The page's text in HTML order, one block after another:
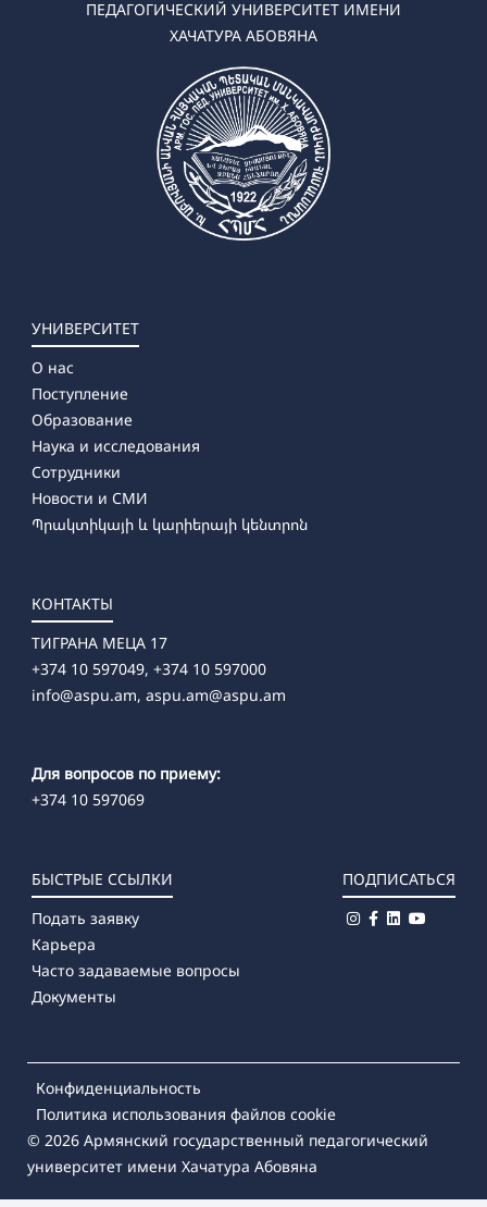
ПЕДАГОГИЧЕСКИЙ УНИВЕРСИТЕТ ИМЕНИ
ХАЧАТУРА АБОВЯНА
УНИВЕРСИТЕТ
О нас
Поступление
Образование
Наука и исследования
Сотрудники
Новости и СМИ
Պրակտիկայի և կարիերայի կենտրոն
КОНТАКТЫ
ТИГРАНА МЕЦА 17
+374 10 597049, +374 10 597000
info@aspu.am, aspu.am@aspu.am
Для вопросов по приему:
+374 10 597069
БЫСТРЫЕ ССЫЛКИ
Подать заявку
Карьера
Часто задаваемые вопросы
Документы
ПОДПИСАТЬСЯ
Конфиденциальность
Политика использования файлов cookie
© 2026 Армянский государственный педагогический
университет имени Хачатура Абовяна